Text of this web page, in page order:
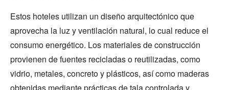
Estos hoteles utilizan un diseño arquitectónico que
aprovecha la luz y ventilación natural, lo cual reduce el
consumo energético. Los materiales de construcción
provienen de fuentes recicladas o reutilizadas, como
vidrio, metales, concreto y plásticos, así como maderas
obtenidas mediante prácticas de tala controlada y